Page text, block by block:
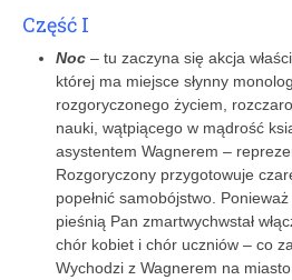
Część I
Noc – tu zaczyna się akcja
której ma miejsce słynny
rozgoryczonego życiem,
nauki, wątpiącego w mądrość
asystentem Wagnerem –
Rozgoryczony przygotowuje
popełnić samobójstwo.
pieśnią Pan zmartwychwstał
chór kobiet i chór uczniów – co
Wychodzi z Wagnerem na miasto.